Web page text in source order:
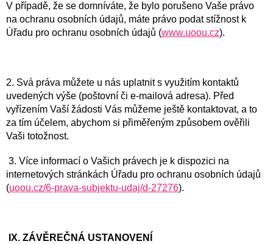
V případě, že se domníváte, že bylo porušeno Vaše právo
na ochranu osobních údajů, máte právo podat stížnost k
Úřadu pro ochranu osobních údajů (www.uoou.cz).
2. Svá práva můžete u nás uplatnit s využitím kontaktů
uvedených výše (poštovní či e-mailová adresa). Před
vyřízením Vaší žádosti Vás můžeme ještě kontaktovat, a to
za tím účelem, abychom si přiměřeným způsobem ověřili
Vaši totožnost.
3. Více informací o Vašich právech je k dispozici na
internetových stránkách Úřadu pro ochranu osobních údajů
(uoou.cz/6-prava-subjektu-udaj/d-27276).
IX. ZÁVĚREČNÁ USTANOVENÍ